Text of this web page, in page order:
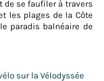
de se faufiler à travers
les plages de la Côte
paradis balnéaire de
sur la Vélodyssée